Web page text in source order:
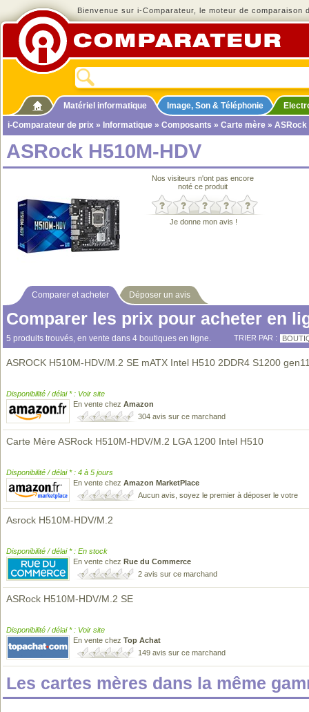
Bienvenue sur i-Comparateur, le moteur de comparaison
Matériel informatique Image, Son & Téléphonie
i-Comparateur de prix » Informatique » Composants » Carte mère » ASRock
ASRock H510M-HDV
Nos visiteurs n'ont pas encore
noté ce produit
Je donne mon avis !
Comparer et acheter Déposer un avis
Comparer les prix pour acheter en
5 produits trouvés, en vente dans 4 boutiques en ligne. TRIER PAR :
ASROCK H510M-HDV/M.2 SE mATX Intel H510 2DDR4 S1200
Disponibilité / délai * : Voir site
En vente chez Amazon
304 avis sur ce marchand
Carte Mère ASRock H510M-HDV/M.2 LGA 1200 Intel H510
Disponibilité / délai * : 4 à 5 jours
En vente chez Amazon MarketPlace
Aucun avis, soyez le premier à déposer le votre
Asrock H510M-HDV/M.2
Disponibilité / délai * : En stock
En vente chez Rue du Commerce
2 avis sur ce marchand
ASRock H510M-HDV/M.2 SE
Disponibilité / délai * : Voir site
En vente chez Top Achat
149 avis sur ce marchand
Les cartes mères dans la même